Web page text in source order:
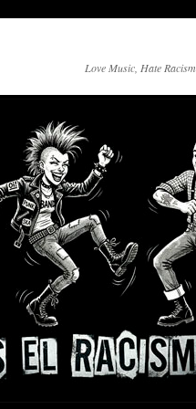
Love Music, Hate Racism